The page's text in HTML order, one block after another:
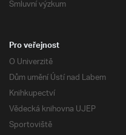
Smluvní výzkum
Pro veřejnost
O Univerzitě
Dům umění Ústí nad Labem
Knihkupectví
Vědecká knihovna UJEP
Sportoviště